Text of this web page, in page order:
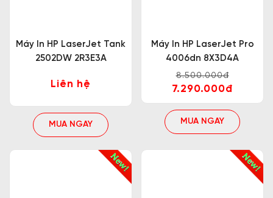
Máy in HP có thể chia thành 2 loại chính là
máy in
màu HPvàmáy in trắng đen HP
Máy In HP LaserJet Tank
2502DW 2R3E3A
Liên hệ
MUA NGAY
Máy In HP LaserJet Pro
4006dn 8X3D4A
8.500.000đ
7.290.000đ
MUA NGAY